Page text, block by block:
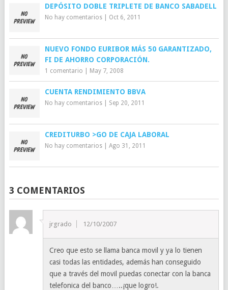
DEPÓSITO DOBLE TRIPLETE DE BANCO SABADELL
No hay comentarios| Oct 6, 2011
NUEVO FONDO EURIBOR MÁS 50 GARANTIZADO,
FI DE AHORRO CORPORACIÓN.
1 comentario May 7, 2008
CUENTA RENDIMIENTO BBVA
No hay comentarios| Sep 20, 2011
CREDITURBO >GO DE CAJA LABORAL
No hay comentarios| Ago 31, 2011
3 COMENTARIOS
jrgrado 12/10/2007
Creo que esto se llama banca movil y ya lo tienen
casi todas las entidades, además han conseguido
que a través del movil puedas conectar con la banca
telefonica del banco…..¡que logro!.